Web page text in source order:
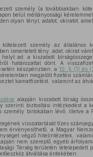
személy (a továbbiakban:
belül méltányossági
olyan tényt, adatot, okiratot,
személy az általános
ismertetett tény, adat, okirat
ad, a kiszabott
határozattal dönt. A
készpénzben, a 10. § (1) és
megjelölt fizetési
kamatfizetést, valamint az
alapján kiszabott bírság
szerinti biztosítási intézkedést a
személy birtokában lévő, illetve
visszatartását tízes
érvényesíthető, a Magyar
végző hitelintézetek,
nem szereplő, egyéb
Térség területén
átváltása érdekében.